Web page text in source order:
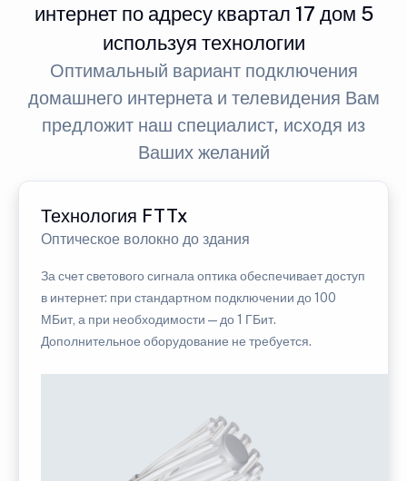
интернет по адресу квартал 17 дом 5
используя технологии
Оптимальный вариант подключения
домашнего интернета и телевидения Вам
предложит наш специалист, исходя из
Ваших желаний
Технология FTTx
Оптическое волокно до здания
За счет светового сигнала оптика обеспечивает доступ
в интернет: при стандартном подключении до 100
МБит, а при необходимости — до 1 ГБит.
Дополнительное оборудование не требуется.